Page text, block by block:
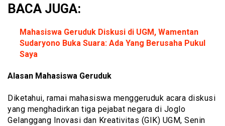
BACA JUGA:
Mahasiswa Geruduk Diskusi di UGM, Wamentan
Sudaryono Buka Suara: Ada Yang Berusaha Pukul
Saya
Alasan Mahasiswa Geruduk
Diketahui, ramai mahasiswa menggeruduk acara diskusi
yang menghadirkan tiga pejabat negara di Joglo
Gelanggang Inovasi dan Kreativitas (GIK) UGM, Senin